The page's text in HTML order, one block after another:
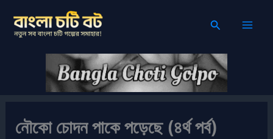
content
Search
নৌকো চোদন পাকে পড়েছে (৪র্থ পর্ব)